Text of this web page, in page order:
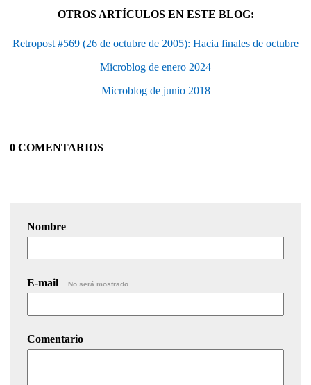
OTROS ARTÍCULOS EN ESTE BLOG:
Retropost #569 (26 de octubre de 2005): Hacia finales de octubre
Microblog de enero 2024
Microblog de junio 2018
0 COMENTARIOS
Nombre
E-mail No será mostrado.
Comentario